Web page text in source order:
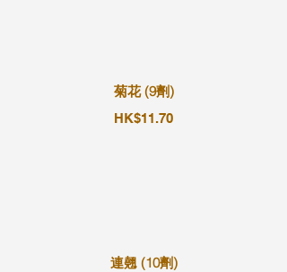
菊花 (9劑)
HK$11.70
連翹 (10劑)